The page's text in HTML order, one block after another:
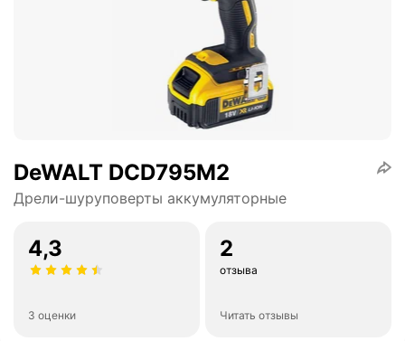
DeWALT DCD795M2
Дрели-шуруповерты аккумуляторные
4,3
3 оценки
2
отзыва
Читать отзывы